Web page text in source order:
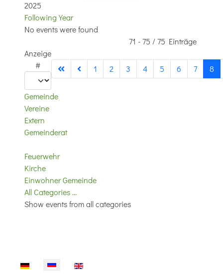
2025
Following Year
No events were found
71 - 75 / 75 Einträge
Anzeige
#
1 2 3 4 5 6 7 8
Gemeinde
Vereine
Extern
Gemeinderat
Feuerwehr
Kirche
Einwohner Gemeinde
All Categories ...
Show events from all categories
Sprache auswählen